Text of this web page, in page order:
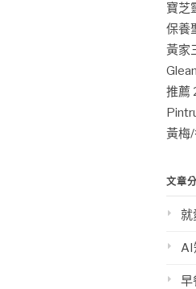
寶芝
保養
黃家
推薦
黃梅
文章
就
AI
早